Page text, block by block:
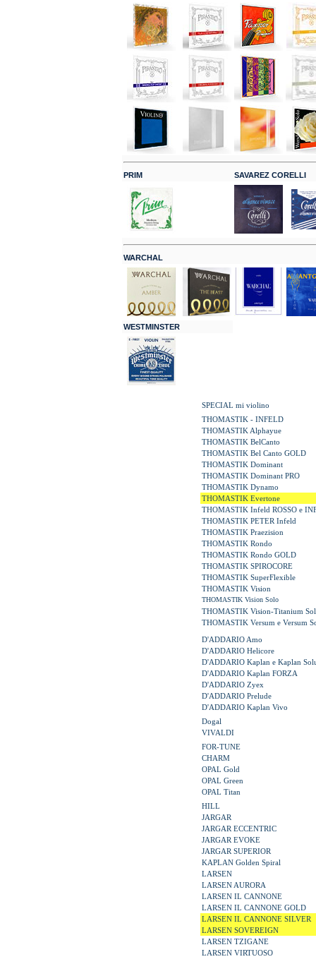
PRIM SAVAREZ CORELLI
WARCHAL
WESTMINSTER
SPECIAL mi violino
THOMASTIK - INFELD
THOMASTIK Alphayue
THOMASTIK BelCanto
THOMASTIK Bel Canto GOLD
THOMASTIK Dominant
THOMASTIK Dominant PRO
THOMASTIK Dynamo
THOMASTIK Evertone
THOMASTIK Infeld ROSSO e
THOMASTIK PETER Infeld
THOMASTIK Praezision
THOMASTIK Rondo
THOMASTIK Rondo GOLD
THOMASTIK SPIROCORE
THOMASTIK SuperFlexible
THOMASTIK Vision
THOMASTIK Vision Solo
THOMASTIK Vision-Titanium
THOMASTIK Versum e Versum
D'ADDARIO Amo
D'ADDARIO Helicore
D'ADDARIO Kaplan e Kaplan
D'ADDARIO Kaplan FORZA
D'ADDARIO Zyex
D'ADDARIO Prelude
D'ADDARIO Kaplan Vivo
Dogal
VIVALDI
FOR-TUNE
CHARM
OPAL Gold
OPAL Green
OPAL Titan
HILL
JARGAR
JARGAR ECCENTRIC
JARGAR EVOKE
JARGAR SUPERIOR
KAPLAN Golden Spiral
LARSEN
LARSEN AURORA
LARSEN IL CANNONE
LARSEN IL CANNONE GOLD
LARSEN IL CANNONE SILVER
LARSEN SOVEREIGN
LARSEN TZIGANE
LARSEN VIRTUOSO